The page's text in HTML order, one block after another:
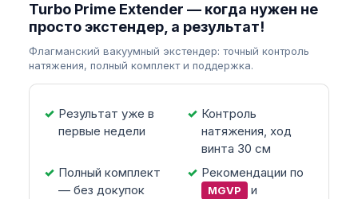
Turbo Prime Extender — когда нужен не
просто экстендер, а результат!
Флагманский вакуумный экстендер: точный контроль
натяжения, полный комплект и поддержка.
Результат уже в
первые недели
Контроль
натяжения, ход
винта 30 см
Полный комплект
— без докупок
Рекомендации по
MGVP
и